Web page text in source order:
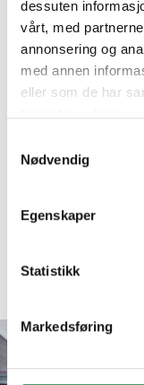
dessuten
vårt, med
annonsering og
med annen
eller som de har
Nødvendig
Egenskaper
Statistikk
Markedsføring